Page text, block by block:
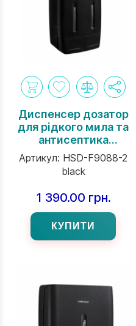
Диспенсер дозатор
для рідкого мила та
антисептика
подвійний Interhasa
INSPIRE Serie
навісний на 800 мл
чорний
Артикул: HSD-F9088-2
black
1 390.00 грн.
КУПИТИ